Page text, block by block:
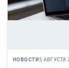
НОВОСТИ 5 АВГУСТА